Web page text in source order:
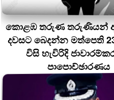
කොළඹ තරුණ තරුණියන්
දවසට බෙදන්න මත්පෙති
විසි හැවිරිදි
පාපොච්ඡාරණය